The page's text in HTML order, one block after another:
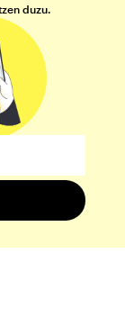
duzu.